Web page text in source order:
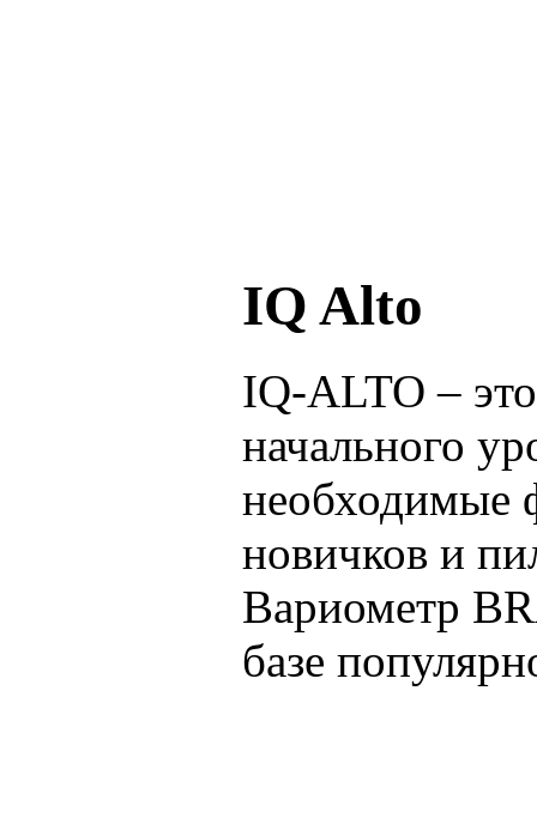
IQ Alto
IQ-ALTO –
начального
необходимые
новичков и
Вариометр
базе